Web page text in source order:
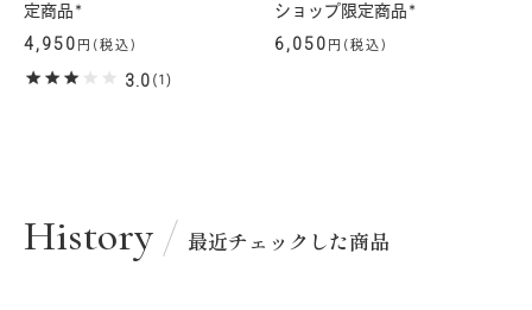
定商品*
4,950 円(税込)
3.0 (1)
ショップ限定商品*
6,050 円(税込)
History 最近チェックした商品